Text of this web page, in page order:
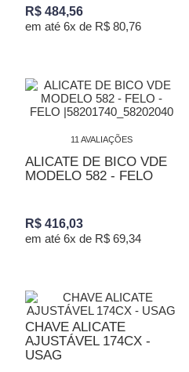
R$ 484,56
em até 6x de R$ 80,76
11 AVALIAÇÕES
ALICATE DE BICO VDE
MODELO 582 - FELO
R$ 416,03
em até 6x de R$ 69,34
CHAVE ALICATE
AJUSTÁVEL 174CX -
USAG